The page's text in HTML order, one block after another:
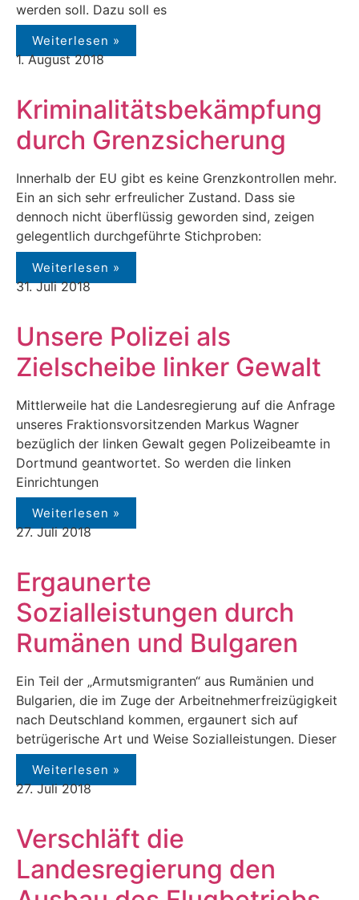
werden soll. Dazu soll es
Weiterlesen »
1. August 2018
Kriminalitätsbekämpfung
durch Grenzsicherung
Innerhalb der EU gibt es keine Grenzkontrollen mehr.
Ein an sich sehr erfreulicher Zustand. Dass sie
dennoch nicht überflüssig geworden sind, zeigen
gelegentlich durchgeführte Stichproben:
Weiterlesen »
31. Juli 2018
Unsere Polizei als
Zielscheibe linker Gewalt
Mittlerweile hat die Landesregierung auf die Anfrage
unseres Fraktionsvorsitzenden Markus Wagner
bezüglich der linken Gewalt gegen Polizeibeamte in
Dortmund geantwortet. So werden die linken
Einrichtungen
Weiterlesen »
27. Juli 2018
Ergaunerte
Sozialleistungen durch
Rumänen und Bulgaren
Ein Teil der „Armutsmigranten“ aus Rumänien und
Bulgarien, die im Zuge der Arbeitnehmerfreizügigkeit
nach Deutschland kommen, ergaunert sich auf
betrügerische Art und Weise Sozialleistungen. Dieser
Weiterlesen »
27. Juli 2018
Verschläft die
Landesregierung den